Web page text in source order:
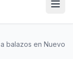
balazos en Nuevo